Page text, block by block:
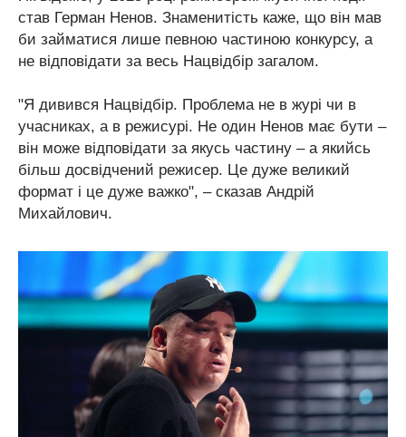
став Герман Ненов. Знаменитість каже, що він мав
би займатися лише певною частиною конкурсу, а
не відповідати за весь Нацвідбір загалом.
"Я дивився Нацвідбір. Проблема не в журі чи в
учасниках, а в режисурі. Не один Ненов має бути –
він може відповідати за якусь частину – а якийсь
більш досвідчений режисер. Це дуже великий
формат і це дуже важко", – сказав Андрій
Михайлович.